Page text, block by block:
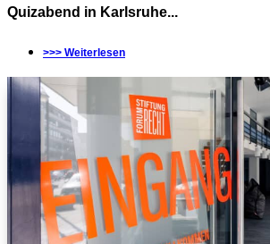
Quizabend in Karlsruhe...
>>> Weiterlesen